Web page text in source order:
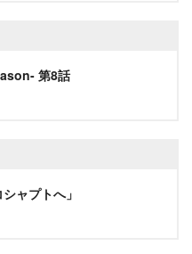
第8話
ャプトへ」